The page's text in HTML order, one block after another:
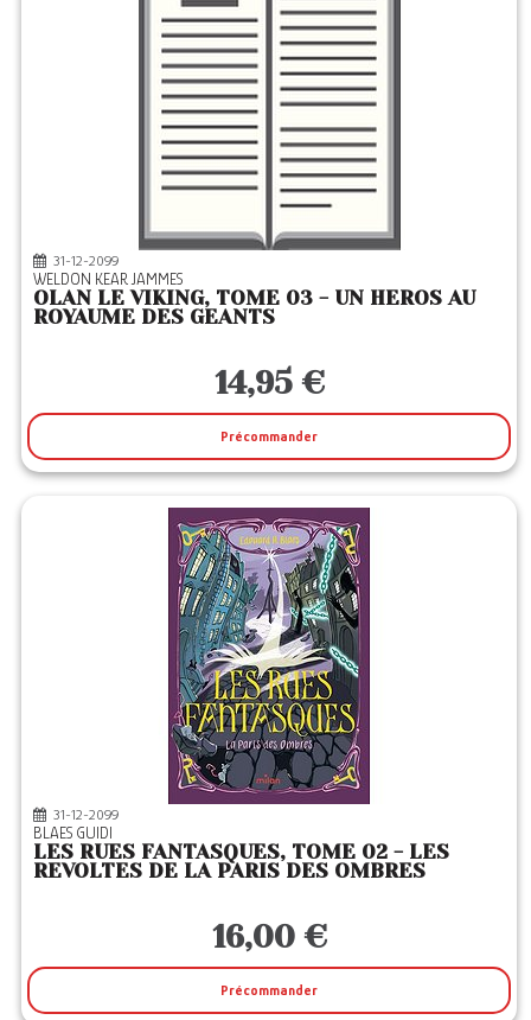
31-12-2099
WELDON KEAR JAMMES
OLAN LE VIKING, TOME 03 - UN HEROS AU
ROYAUME DES GEANTS
14,95 €
Précommander
31-12-2099
BLAES GUIDI
LES RUES FANTASQUES, TOME 02 - LES
REVOLTES DE LA PARIS DES OMBRES
16,00 €
Précommander